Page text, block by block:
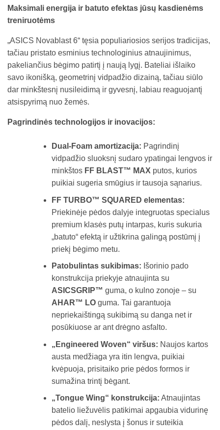
Maksimali energija ir batuto efektas jūsų kasdienėms
treniruotėms
„ASICS Novablast 6“ tęsia populiariosios serijos tradicijas,
tačiau pristato esminius technologinius atnaujinimus,
pakeliančius bėgimo patirtį į naują lygį. Bateliai išlaiko
savo ikonišką, geometrinį vidpadžio dizainą, tačiau siūlo
dar minkštesnį nusileidimą ir gyvesnį, labiau reaguojantį
atsispyrimą nuo žemės.
Pagrindinės technologijos ir inovacijos:
Dual-Foam amortizacija: Pagrindinį
vidpadžio sluoksnį sudaro ypatingai lengvos ir
minkštos FF BLAST™ MAX putos, kurios
puikiai sugeria smūgius ir tausoja sąnarius.
FF TURBO™ SQUARED elementas:
Priekinėje pėdos dalyje integruotas specialus
premium klasės putų intarpas, kuris sukuria
„batuto“ efektą ir užtikrina galingą postūmį į
priekį bėgimo metu.
Patobulintas sukibimas: Išorinio pado
konstrukcija priekyje atnaujinta su
ASICSGRIP™ guma, o kulno zonoje – su
AHAR™ LOguma. Tai garantuoja
nepriekaištingą sukibimą su danga net ir
posūkiuose ar ant drėgno asfalto.
„Engineered Woven“ viršus: Naujos kartos
austa medžiaga yra itin lengva, puikiai
kvėpuoja, prisitaiko prie pėdos formos ir
sumažina trintį bėgant.
„Tongue Wing“ konstrukcija: Atnaujintas
batelio liežuvėlis patikimai apgaubia vidurinę
pėdos dalį, neslysta į šonus ir suteikia